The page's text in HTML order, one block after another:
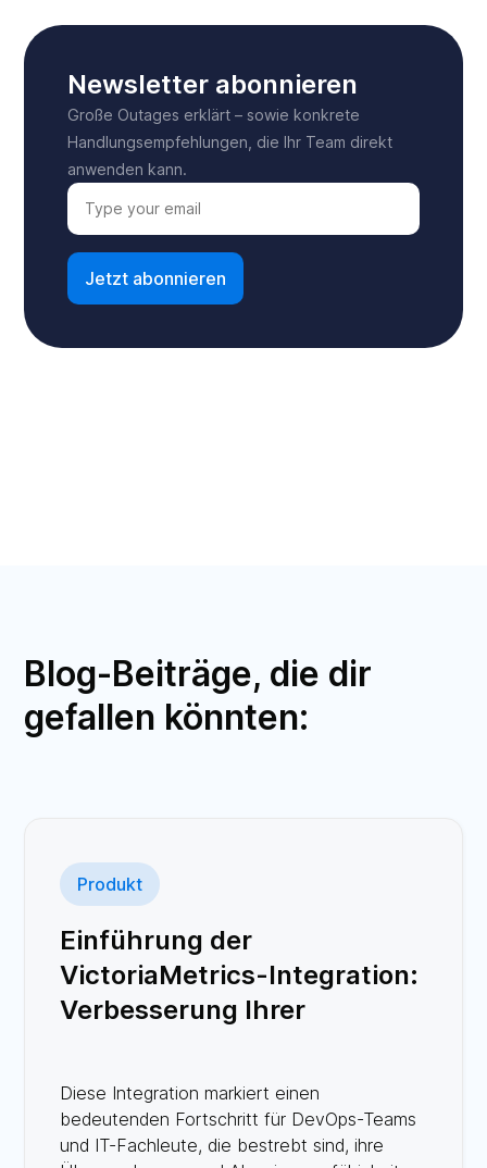
Newsletter abonnieren
Große Outages erklärt – sowie konkrete
Handlungsempfehlungen, die Ihr Team direkt
anwenden kann.
Blog-Beiträge, die dir
gefallen könnten:
Produkt
Einführung der
VictoriaMetrics-Integration:
Verbesserung Ihrer
Diese Integration markiert einen
bedeutenden Fortschritt für DevOps-Teams
und IT-Fachleute, die bestrebt sind, ihre